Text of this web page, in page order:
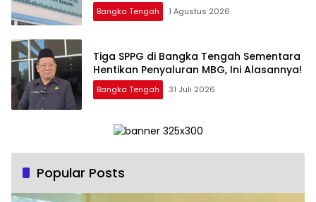
Bangka Tengah 1 Agustus 2026
‎Tiga SPPG di Bangka Tengah Sementara
Bangka Tengah 31 Juli 2026
Popular Posts